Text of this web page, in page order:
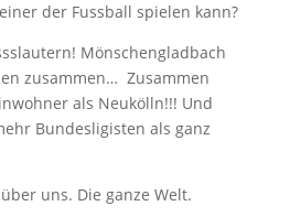
der Fussball spielen kann?
Mönschengladbach
zusammen… Zusammen
als Neukölln!!! Und
Bundesligisten als ganz
uns. Die ganze Welt.